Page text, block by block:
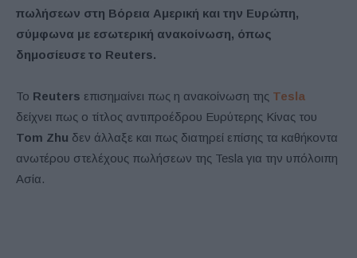
πωλήσεων στη Βόρεια Αμερική και την Ευρώπη,
σύμφωνα με εσωτερική ανακοίνωση, όπως
δημοσίευσε το Reuters.
To Reuters επισημαίνει πως η ανακοίνωση της Tesla
δείχνει πως ο τίτλος αντιπροέδρου Ευρύτερης Κίνας του
Tom Zhu δεν άλλαξε και πως διατηρεί επίσης τα καθήκοντα
ανωτέρου στελέχους πωλήσεων της Tesla για την υπόλοιπη
Ασία.